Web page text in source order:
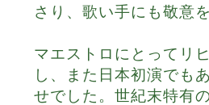
さり、歌い手にも敬意
マエストロにとってリ
し、また日本初演でも
せでした。世紀末特有